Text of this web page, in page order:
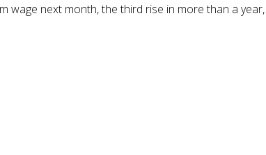
wage next month, the third rise in more than a